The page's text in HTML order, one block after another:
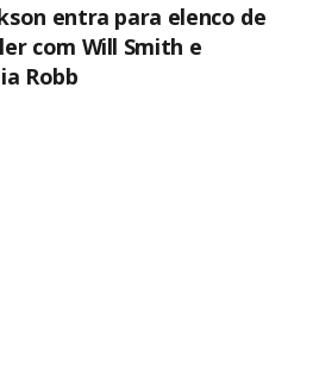
entra para elenco de
com Will Smith e
Robb